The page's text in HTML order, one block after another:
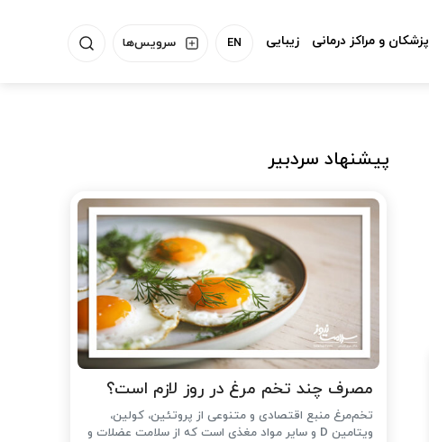
سرویس‌ها EN پزشکان و مراکز درمانی زیبایی
پیشنهاد سردبیر
مصرف چند تخم مرغ در روز لازم است؟
تخم‌مرغ منبع اقتصادی و متنوعی از پروتئین، کولین،
ویتامین D و سایر مواد مغذی است که از سلامت عضلات و